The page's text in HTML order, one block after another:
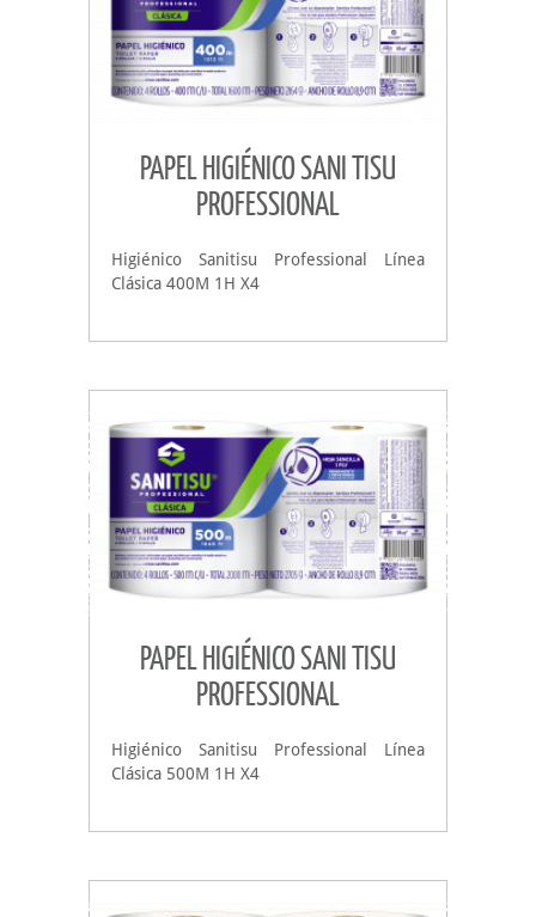
PAPEL HIGIÉNICO SANI TISU
PROFESSIONAL
Higiénico Sanitisu Professional Línea
Clásica 400M 1H X4
PAPEL HIGIÉNICO SANI TISU
PROFESSIONAL
Higiénico Sanitisu Professional Línea
Clásica 500M 1H X4